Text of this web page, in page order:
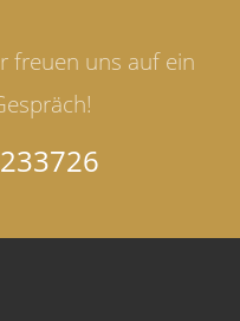
freuen uns auf ein